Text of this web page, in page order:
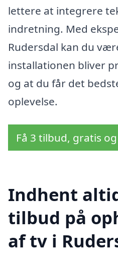
lettere at integrere
indretning. Med
Rudersdal kan du
installationen bliver
og at du får det
oplevelse.
Få 3 tilbud, gratis
Indhent
tilbud på
af tv i